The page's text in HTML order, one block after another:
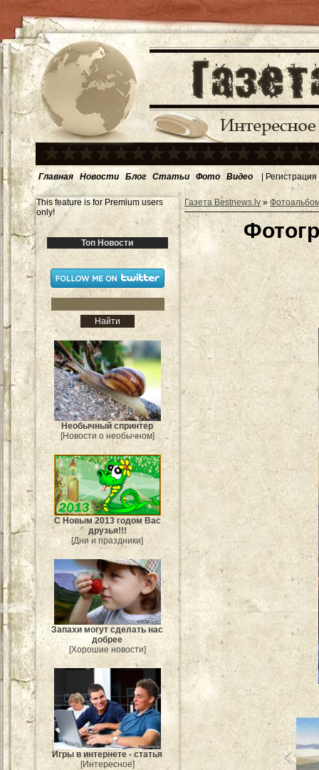
Главная Новости Блог Статьи Фото Видео | Регистрация
This feature is for Premium users
only!
Топ Новости
Необычный спринтер
[Новости о необычном]
С Новым 2013 годом Вас
друзья!!!
[Дни и праздники]
Запахи могут сделать нас
добрее
[Хорошие новости]
Игры в интернете - статья
[Интересное]
Газета Bestnews.lv»